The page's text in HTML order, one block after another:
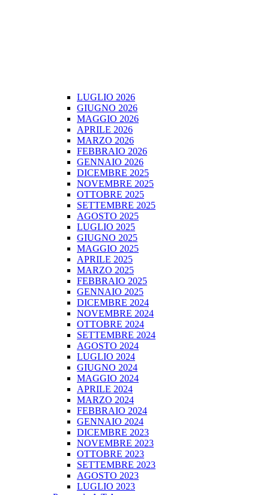
LUGLIO 2026
GIUGNO 2026
MAGGIO 2026
APRILE 2026
MARZO 2026
FEBBRAIO 2026
GENNAIO 2026
DICEMBRE 2025
NOVEMBRE 2025
OTTOBRE 2025
SETTEMBRE 2025
AGOSTO 2025
LUGLIO 2025
GIUGNO 2025
MAGGIO 2025
APRILE 2025
MARZO 2025
FEBBRAIO 2025
GENNAIO 2025
DICEMBRE 2024
NOVEMBRE 2024
OTTOBRE 2024
SETTEMBRE 2024
AGOSTO 2024
LUGLIO 2024
GIUGNO 2024
MAGGIO 2024
APRILE 2024
MARZO 2024
FEBBRAIO 2024
GENNAIO 2024
DICEMBRE 2023
NOVEMBRE 2023
OTTOBRE 2023
SETTEMBRE 2023
AGOSTO 2023
LUGLIO 2023